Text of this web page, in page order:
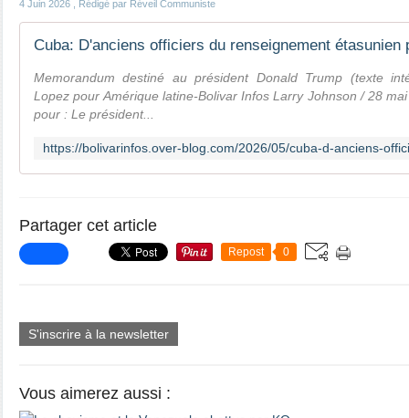
4 Juin 2026 , Rédigé par Réveil Communiste
Memorandum destiné au président Donald Trump (texte
Lopez pour Amérique latine-Bolivar Infos Larry Johnson / 28
pour : Le président...
Partager cet article
Repost 0
S'inscrire à la newsletter
Vous aimerez aussi :